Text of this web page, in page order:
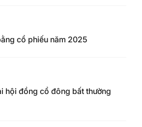
cổ phiếu năm 2025
hội đồng cổ đông bất thường